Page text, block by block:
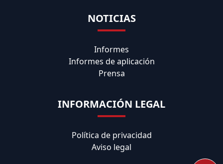
NOTICIAS
Informes
Informes de aplicación
Prensa
INFORMACIÓN LEGAL
Política de privacidad
Aviso legal